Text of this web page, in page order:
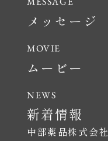
中部薬品株式会社
メッセージ
ムービー
新着情報